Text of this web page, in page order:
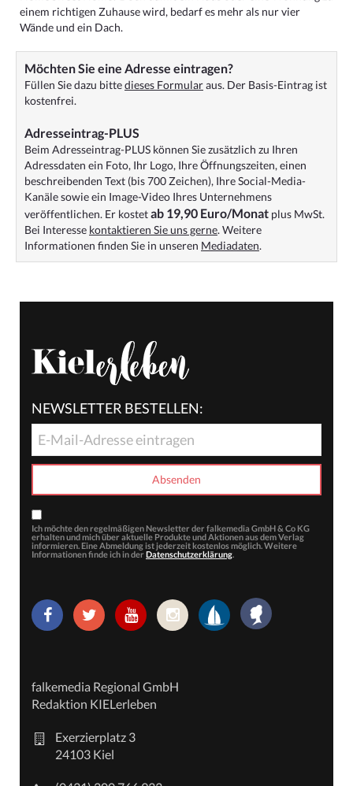
einem richtigen Zuhause wird, bedarf es mehr als nur vier
Wände und ein Dach.
Möchten Sie eine Adresse eintragen?
Füllen Sie dazu bittedieses Formularaus. Der Basis-Eintrag ist
kostenfrei.
Adresseintrag-PLUS
Beim Adresseintrag-PLUS können Sie zusätzlich zu Ihren
Adressdaten ein Foto, Ihr Logo, Ihre Öffnungszeiten, einen
beschreibenden Text (bis 700 Zeichen), Ihre Social-Media-
Kanäle sowie ein Image-Video Ihres Unternehmens
veröffentlichen. Er kostetab 19,90 Euro/Monat plus MwSt.
Bei Interesse kontaktieren Sie uns gerne. Weitere
Informationen finden Sie in unseren Mediadaten.
NEWSLETTER BESTELLEN:
Ich möchte den regelmäßigen Newsletter der falkemedia GmbH & Co KG
erhalten und mich über aktuelle Produkte und Aktionen aus dem Verlag
informieren. Eine Abmeldung ist jederzeit kostenlos möglich. Weitere
Informationen finde ich in der Datenschutzerklärung.
falkemedia Regional GmbH
Redaktion KIELerleben
Exerzierplatz 3
24103 Kiel